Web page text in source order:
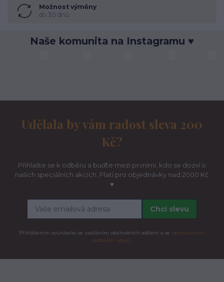
Možnost výměny
do 30 dnů
Naše komunita na Instagramu ♥
Udělala by vám radost sleva 200
Kč?
Přihlašte se k odběru a buďte mezi prvními, kdo se dozví o
našich speciálních akcích. Platí pro objednávky nad 2000 Kč
♥
Chci slevu
Přihlášením souhlasíte se zasíláním obchodních sdělení a se zpracováním
osobních údajů.